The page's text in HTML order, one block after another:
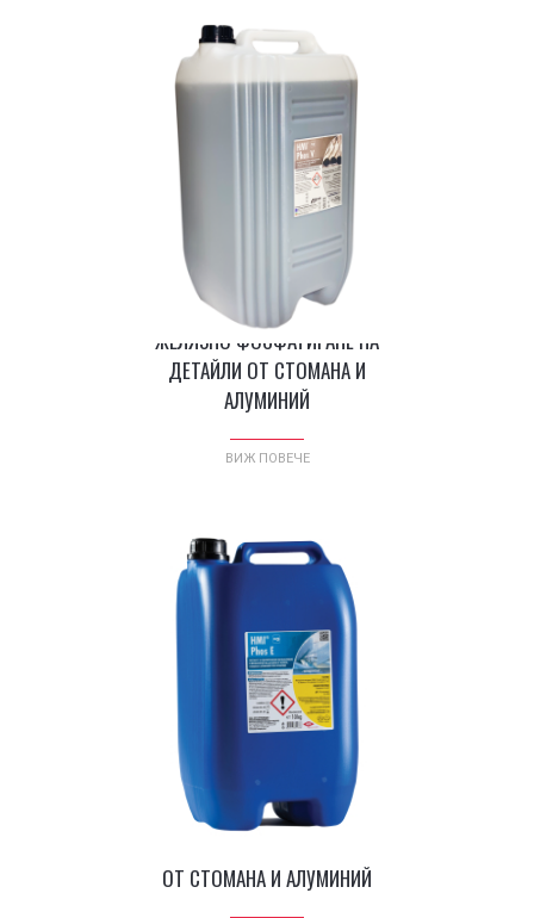
®
PHOS V - ПРЕПАРАТ ЗА
СТРУЙНО ОБЕЗМАСЛЯВАНЕ И
ЖЕЛЯЗНО ФОСФАТИРАНЕ НА
ДЕТАЙЛИ ОТ СТОМАНА И
АЛУМИНИЙ
ВИЖ ПОВЕЧЕ
HMI
PHOS E - ПРЕПАРАТ ЗА
ЕДНОВРЕМЕННО
ОБЕЗМАСЛЯВАНЕ И
ОТ СТОМАНА И АЛУМИНИЙ